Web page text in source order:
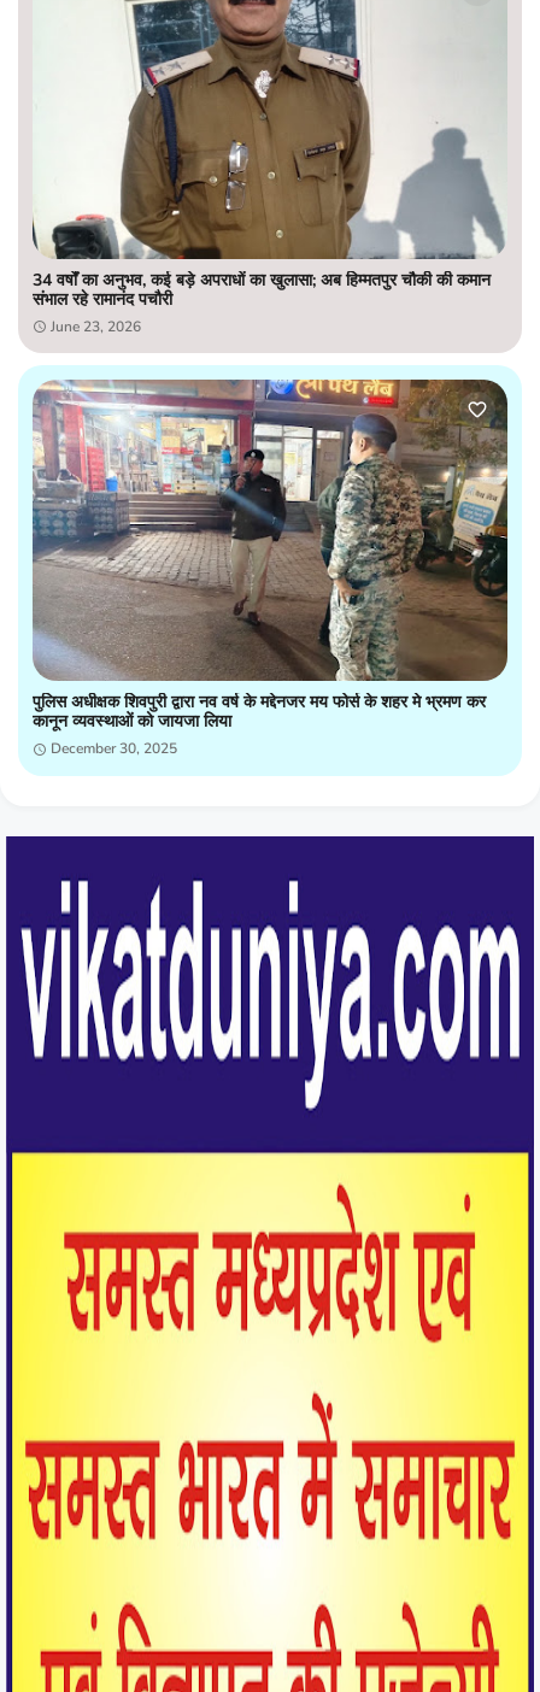
34 वर्षों का अनुभव, कई बड़े अपराधों का खुलासा; अब हिम्मतपुर चौकी की कमान
संभाल रहे रामानंद पचौरी
June 23, 2026
पुलिस अधीक्षक शिवपुरी द्वारा नव वर्ष के मद्देनजर मय फोर्स के शहर मे भ्रमण कर
कानून व्यवस्थाओं को जायजा लिया
December 30, 2025